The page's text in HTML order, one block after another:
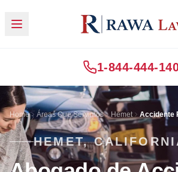
1-844-444-
Home Áreas Que Servimos Hemet Accidente
HEMET,